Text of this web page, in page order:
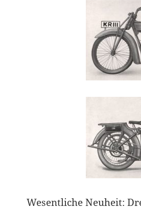
Wesentliche Neuheit: